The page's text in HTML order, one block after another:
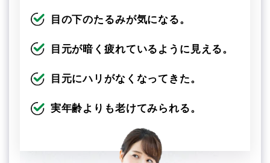
目の下のたるみが気になる。
目元が暗く疲れているように見える。
目元にハリがなくなってきた。
実年齢よりも老けてみられる。